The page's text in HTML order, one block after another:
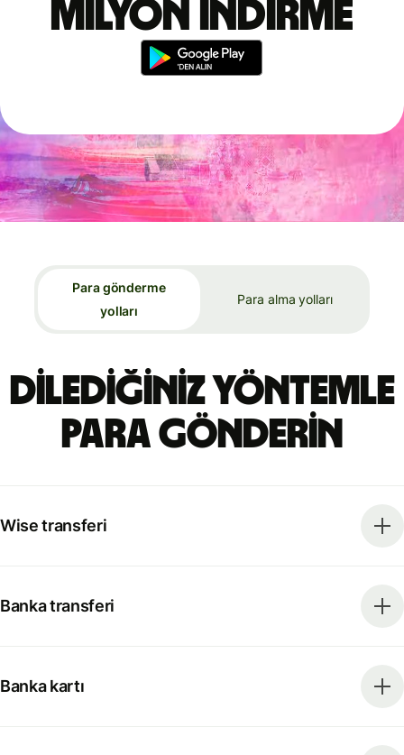
milyon indirme
Para gönderme
yolları
Para alma yolları
Dilediğiniz yöntemle
para gönderin
Wise transferi
Banka transferi
Banka kartı